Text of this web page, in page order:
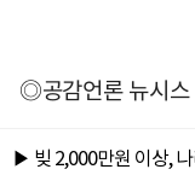
◎공감언론 뉴시스